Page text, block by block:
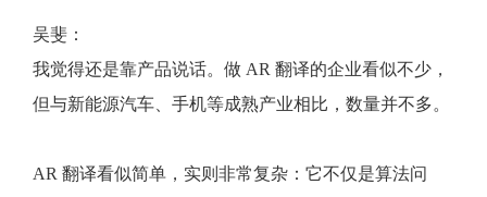
吴斐：
我觉得还是靠产品说话。做 AR 翻译的企业看似不少，
但与新能源汽车、手机等成熟产业相比，数量并不多。
AR 翻译看似简单，实则非常复杂：它不仅是算法问